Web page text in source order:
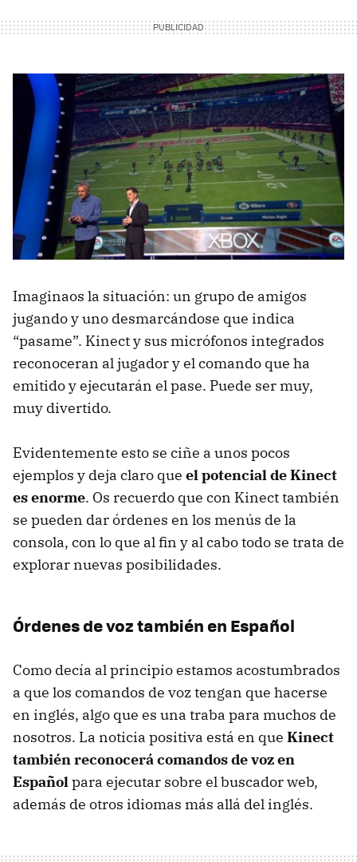
Imaginaos la situación: un grupo de amigos
jugando y uno desmarcándose que indica
“pasame”. Kinect y sus micrófonos integrados
reconoceran al jugador y el comando que ha
emitido y ejecutarán el pase. Puede ser muy,
muy divertido.
Evidentemente esto se ciñe a unos pocos
ejemplos y deja claro que el potencial de Kinect
es enorme. Os recuerdo que con Kinect también
se pueden dar órdenes en los menús de la
consola, con lo que al fin y al cabo todo se trata de
explorar nuevas posibilidades.
Órdenes de voz también en Español
Como decía al principio estamos acostumbrados
a que los comandos de voz tengan que hacerse
en inglés, algo que es una traba para muchos de
nosotros. La noticia positiva está en que Kinect
también reconocerá comandos de voz en
Españolpara ejecutar sobre el buscador web,
además de otros idiomas más allá del inglés.